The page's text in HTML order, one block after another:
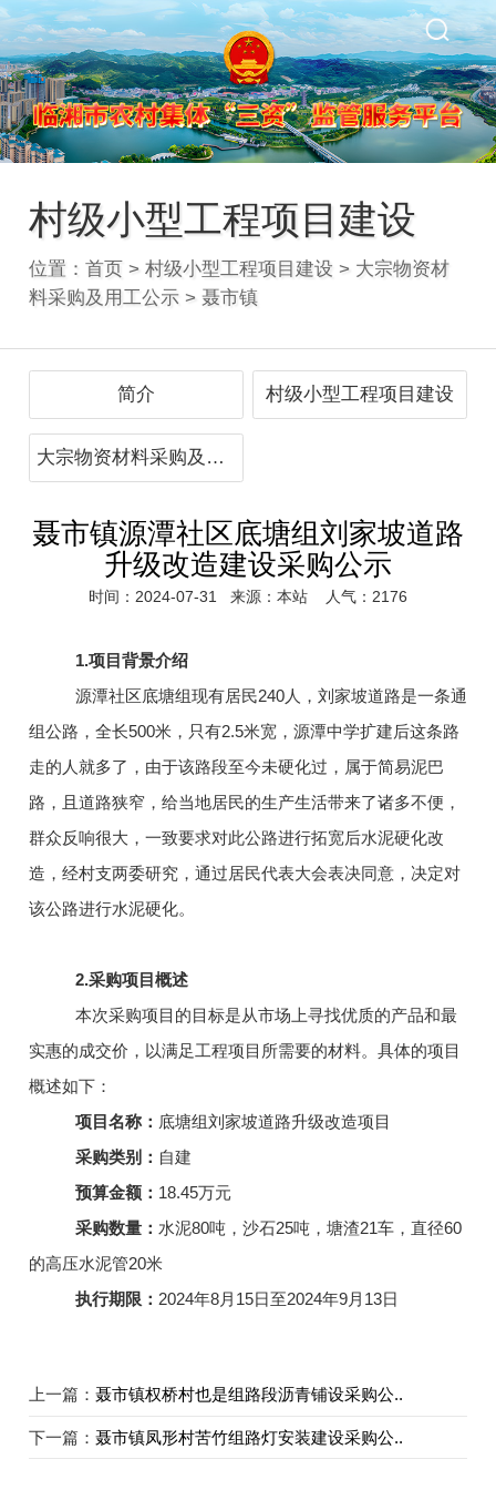
村级小型工程项目建设
位置： 首页> 村级小型工程项目建设 > 大宗物资材
料采购及用工公示> 聂市镇
简介 村级小型工程项目建设
大宗物资材料采购及用工公示
聂市镇源潭社区底塘组刘家坡道路
升级改造建设采购公示
时间：2024-07-31 来源：本站 人气：2176
1.项目背景介绍
源潭社区底塘组现有居民240人，刘家坡道路是一条通
组公路，全长500米，只有2.5米宽，源潭中学扩建后这条路
走的人就多了，由于该路段至今未硬化过，属于简易泥巴
路，且道路狭窄，给当地居民的生产生活带来了诸多不便，
群众反响很大，一致要求对此公路进行拓宽后水泥硬化改
造，经村支两委研究，通过居民代表大会表决同意，决定对
该公路进行水泥硬化。
2.采购项目概述
本次采购项目的目标是从市场上寻找优质的产品和最
实惠的成交价，以满足工程项目所需要的材料。具体的项目
概述如下：
项目名称： 底塘组刘家坡道路升级改造项目
采购类别： 自建
预算金额： 18.45万元
采购数量： 水泥80吨，沙石25吨，塘渣21车，直径60
的高压水泥管20米
执行期限： 2024年8月 15日至2024年9月 13日
上一篇： 聂市镇权桥村也是组路段沥青铺设采购公..
下一篇： 聂市镇凤形村苦竹组路灯安装建设采购公..